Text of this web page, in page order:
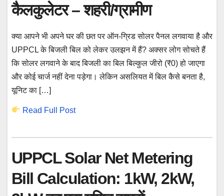
कैलकुलेटर – शहरी/ग्रामीण
क्या आपने भी अपने घर की छत पर ऑन-ग्रिड सोलर पैनल लगवाया है और
UPPCL के बिजली बिल को लेकर उलझन में हैं? अक्सर लोग सोचते हैं
कि सोलर लगवाने के बाद बिजली का बिल बिल्कुल जीरो (₹0) हो जाएगा
और कोई चार्ज नहीं देना पड़ेगा। लेकिन असलियत में बिल कैसे बनता है,
यूनिट का […]
Read Full Post
UPPCL Solar Net Metering
Bill Calculation: 1kW, 2kW,